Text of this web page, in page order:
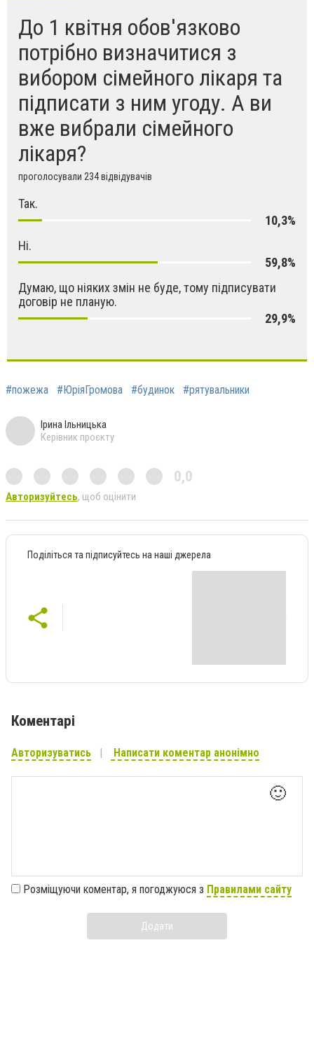
До 1 квітня обов'язково
потрібно визначитися з
вибором сімейного лікаря та
підписати з ним угоду. А ви
вже вибрали сімейного
лікаря?
проголосували 234 відвідувачів
Так.
10,3%
Ні.
59,8%
Думаю, що ніяких змін не буде, тому підписувати
договір не планую.
29,9%
#пожежа #ЮріяГромова #будинок #рятувальники
Ірина Ільницька
Керівник проєкту
0,0
Авторизуйтесь, щоб оцінити
Поділіться та підписуйтесь на наші джерела
Коментарі
Авторизуватись Написати коментар анонімно
🙂
Розміщуючи коментар, я погоджуюся з Правилами сайту
Додати